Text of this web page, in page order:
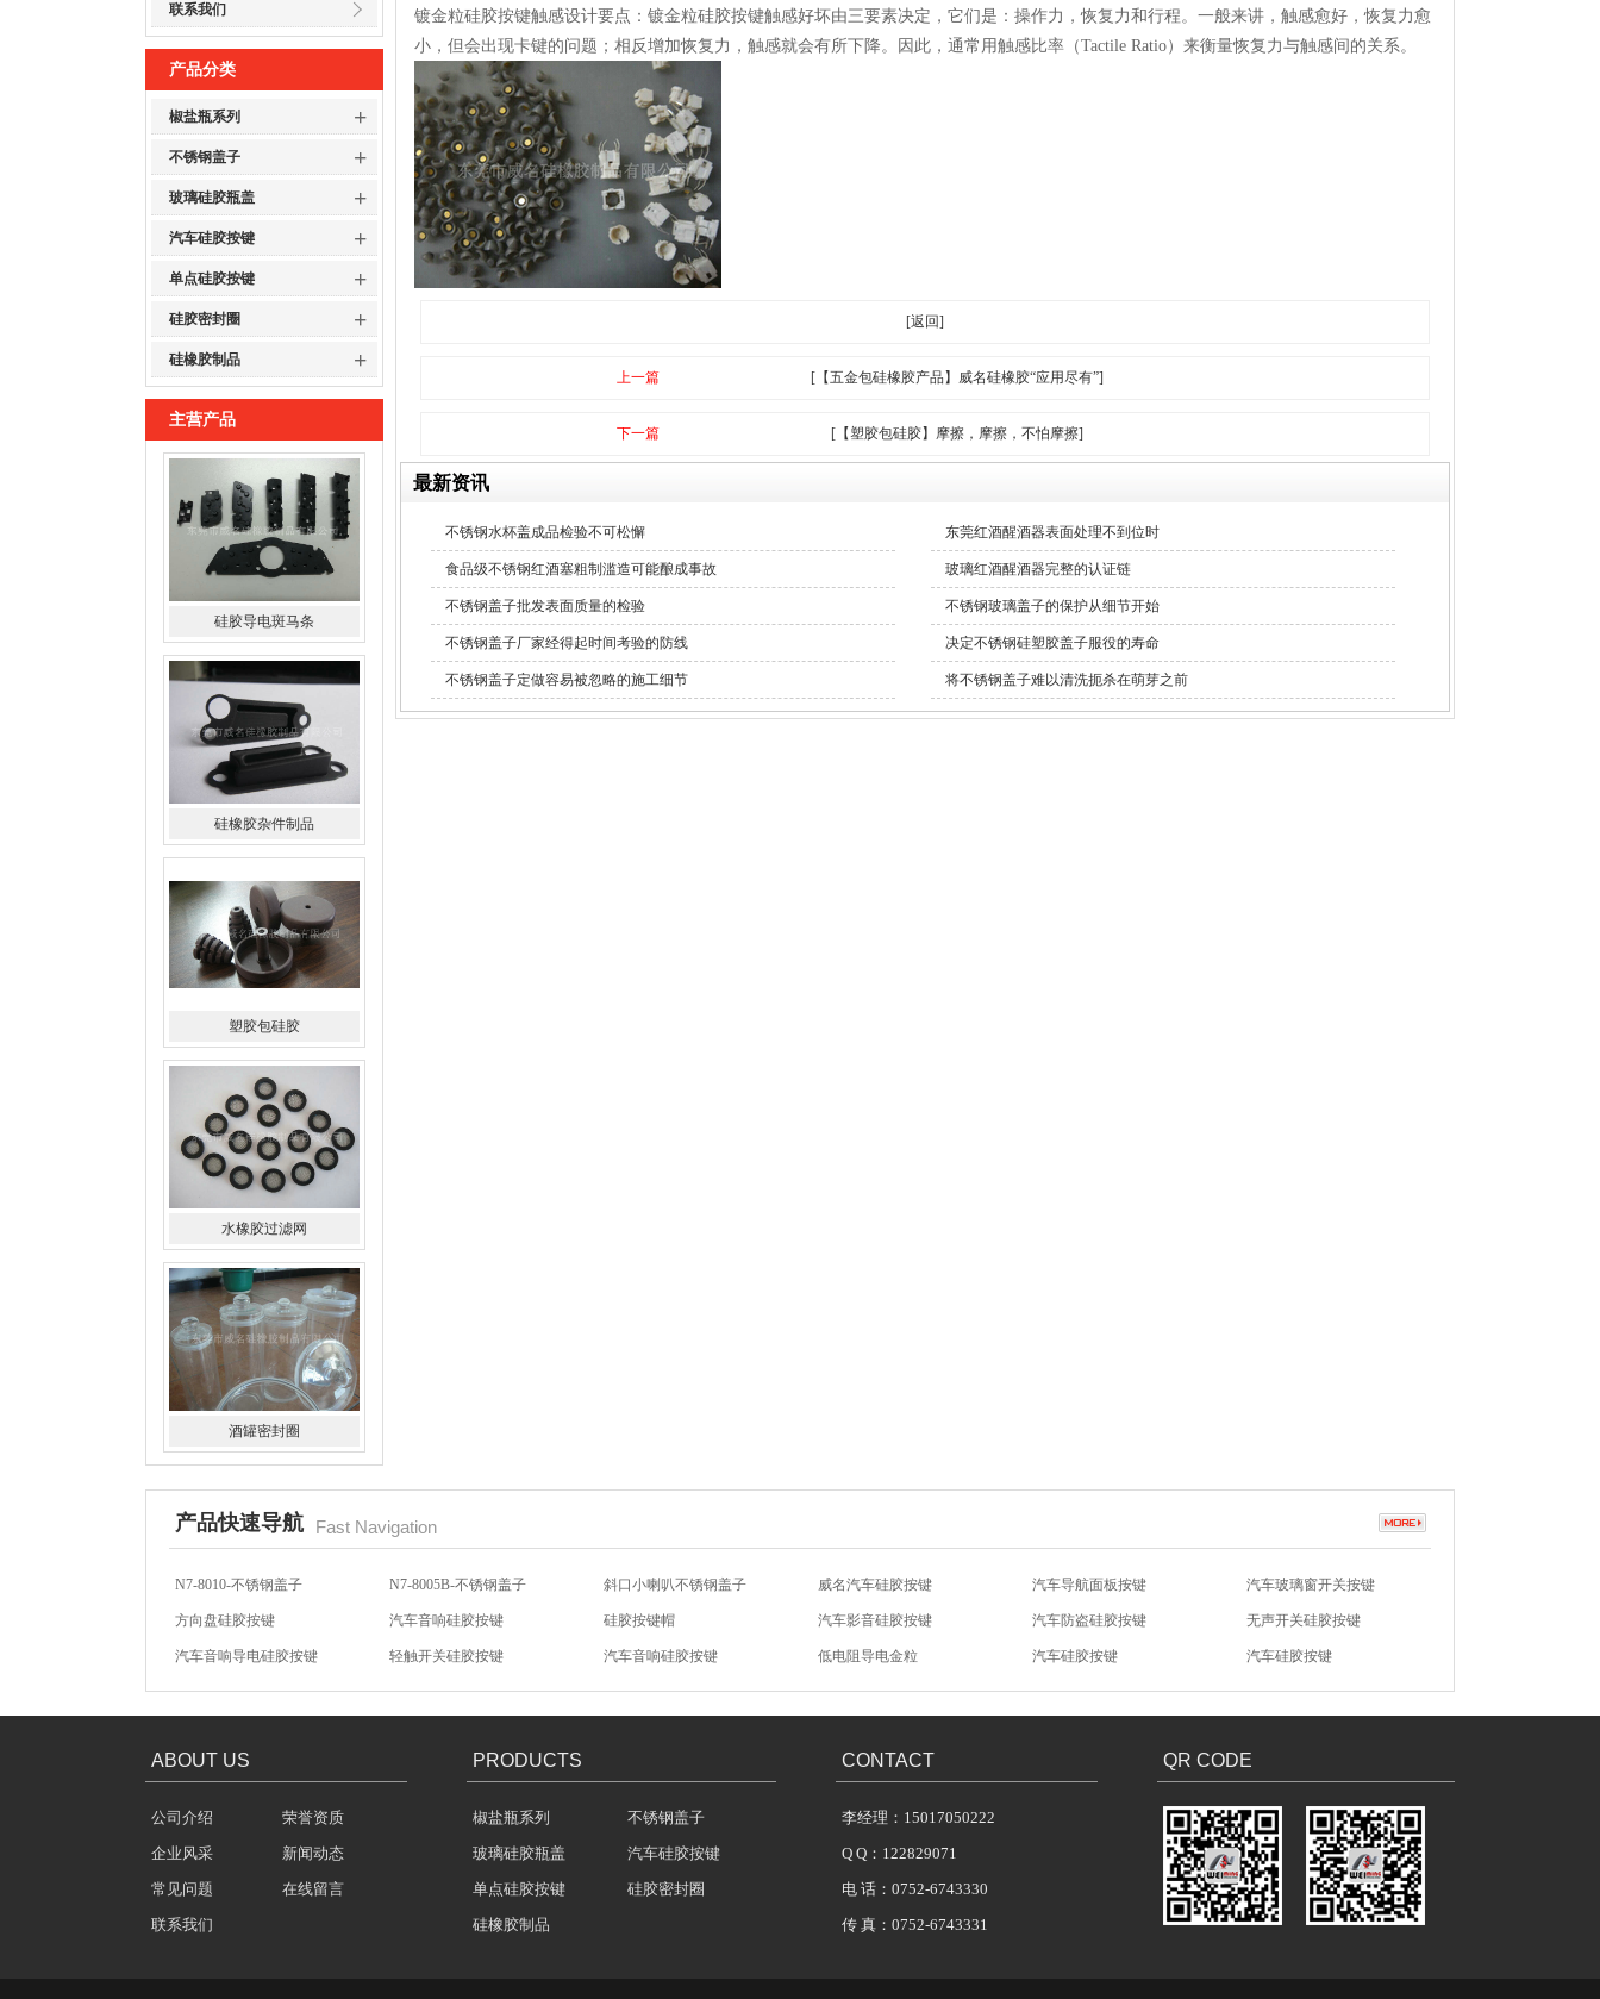
联系我们
产品分类
椒盐瓶系列 +
不锈钢盖子 +
玻璃硅胶瓶盖 +
汽车硅胶按键 +
单点硅胶按键 +
硅胶密封圈 +
硅橡胶制品 +
主营产品
硅胶导电斑马条
硅橡胶杂件制品
塑胶包硅胶
水橡胶过滤网
酒罐密封圈
玻璃瓶盖密封圈
304不锈钢冷水壶盖
不锈钢冷水壶盖
镀金粒硅胶按键触感设计要点：镀金粒硅胶按键触感好坏由三要素决定，它们是：操作力，恢复力和行程。一般来讲，触感愈好，恢复力愈
小，但会出现卡键的问题；相反增加恢复力，触感就会有所下降。因此，通常用触感比率（Tactile Ratio）来衡量恢复力与触感间的关系。
[返回]
上一篇 [【五金包硅橡胶产品】威名硅橡胶“应用尽有”]
下一篇 [【塑胶包硅胶】摩擦，摩擦，不怕摩擦]
最新资讯
不锈钢水杯盖成品检验不可松懈 东莞红酒醒酒器表面处理不到位时
食品级不锈钢红酒塞粗制滥造可能酿成事故 玻璃红酒醒酒器完整的认证链
不锈钢盖子批发表面质量的检验 不锈钢玻璃盖子的保护从细节开始
不锈钢盖子厂家经得起时间考验的防线 决定不锈钢硅塑胶盖子服役的寿命
不锈钢盖子定做容易被忽略的施工细节 将不锈钢盖子难以清洗扼杀在萌芽之前
产品快速导航 Fast Navigation
N7-8010-不锈钢盖子 N7-8005B-不锈钢盖子 斜口小喇叭不锈钢盖子 威名汽车硅胶按键 汽车导航面板按键 汽车玻璃窗开关按键
方向盘硅胶按键 汽车音响硅胶按键 硅胶按键帽 汽车影音硅胶按键 汽车防盗硅胶按键 无声开关硅胶按键
汽车音响导电硅胶按键 轻触开关硅胶按键 汽车音响硅胶按键 低电阻导电金粒 汽车硅胶按键 汽车硅胶按键
N7-8059-不锈钢盖子 N7-8031-不锈钢盖子 N7-8027-不锈钢盖子 N7-8023-不锈钢盖子 N7-8021-不锈钢盖子 N7-8017-不锈钢盖子
ABOUT US
公司介绍
荣誉资质
企业风采
新闻动态
常见问题
在线留言
联系我们
PRODUCTS
椒盐瓶系列
不锈钢盖子
玻璃硅胶瓶盖
汽车硅胶按键
单点硅胶按键
硅胶密封圈
硅橡胶制品
CONTACT
李经理：15017050222
Q Q：122829071
电 话：0752-6743330
传 真：0752-6743331
QR CODE